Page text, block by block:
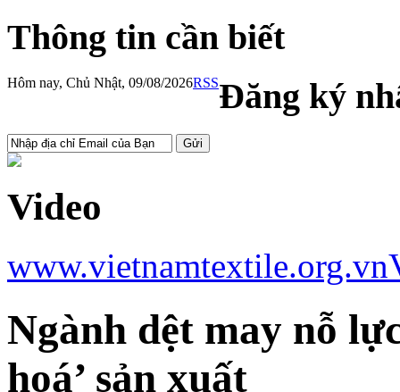
Thông tin cần biết
Hôm nay, Chủ Nhật, 09/08/2026RSSĐăng ký
Video
www.vietnamtextile.org.vn
Ngành dệt may nỗ
hoá’ sản xuất